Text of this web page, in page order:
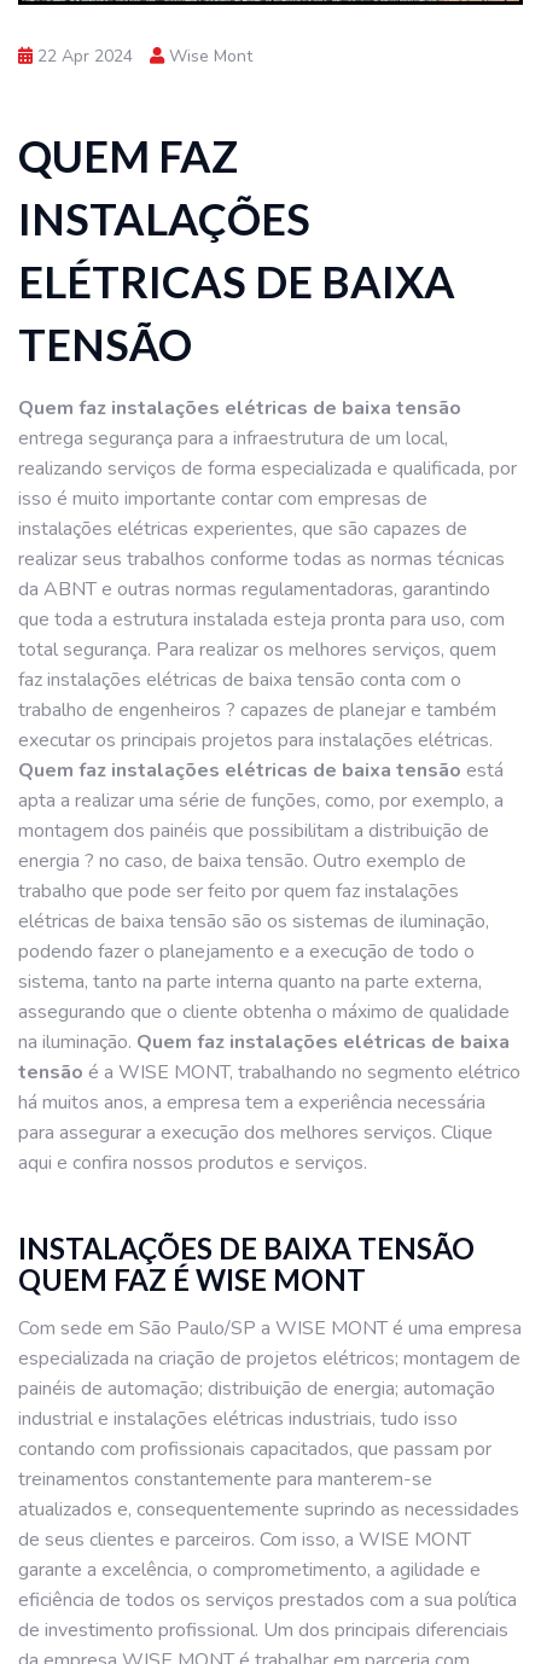
22 Apr 2024 Wise Mont
QUEM FAZ
INSTALAÇÕES
ELÉTRICAS DE BAIXA
TENSÃO
Quem faz instalações elétricas de baixa tensão
entrega segurança para a infraestrutura de um local,
realizando serviços de forma especializada e qualificada, por
isso é muito importante contar com empresas de
instalações elétricas experientes, que são capazes de
realizar seus trabalhos conforme todas as normas técnicas
da ABNT e outras normas regulamentadoras, garantindo
que toda a estrutura instalada esteja pronta para uso, com
total segurança. Para realizar os melhores serviços, quem
faz instalações elétricas de baixa tensão conta com o
trabalho de engenheiros ? capazes de planejar e também
executar os principais projetos para instalações elétricas.
Quem faz instalações elétricas de baixa tensão está
apta a realizar uma série de funções, como, por exemplo, a
montagem dos painéis que possibilitam a distribuição de
energia ? no caso, de baixa tensão. Outro exemplo de
trabalho que pode ser feito por quem faz instalações
elétricas de baixa tensão são os sistemas de iluminação,
podendo fazer o planejamento e a execução de todo o
sistema, tanto na parte interna quanto na parte externa,
assegurando que o cliente obtenha o máximo de qualidade
na iluminação. Quem faz instalações elétricas de baixa
tensão é a WISE MONT, trabalhando no segmento elétrico
há muitos anos, a empresa tem a experiência necessária
para assegurar a execução dos melhores serviços. Clique
aqui e confira nossos produtos e serviços.
INSTALAÇÕES DE BAIXA TENSÃO
QUEM FAZ É WISE MONT
Com sede em São Paulo/SP a WISE MONT é uma empresa
especializada na criação de projetos elétricos; montagem de
painéis de automação; distribuição de energia; automação
industrial e instalações elétricas industriais, tudo isso
contando com profissionais capacitados, que passam por
treinamentos constantemente para manterem-se
atualizados e, consequentemente suprindo as necessidades
de seus clientes e parceiros. Com isso, a WISE MONT
garante a excelência, o comprometimento, a agilidade e
eficiência de todos os serviços prestados com a sua política
de investimento profissional. Um dos principais diferenciais